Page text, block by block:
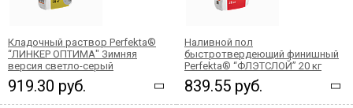
Кладочный раствор Perfekta®
“ЛИНКЕР ОПТИМА" Зимняя
версия светло-серый
919.30 руб.
Наливной пол
быстротвердеющий финишный
Perfekta® “ФЛЭТСЛОЙ” 20 кг
839.55 руб.